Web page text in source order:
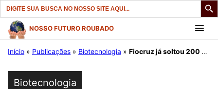
Search
for:
Pular
para
conteúdo
NOSSO FUTURO ROUBADO
Início » Publicações » Biotecnologia » Fiocruz já soltou 200 mil mosquitos antidengue no Rio; saiba como eles agem.
Biotecnologia